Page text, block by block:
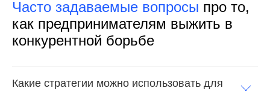
Часто задаваемые вопросы про то,
как предпринимателям выжить в
конкурентной борьбе
Какие стратегии можно использовать для